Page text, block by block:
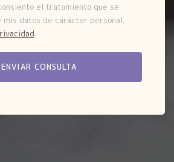
el tratamiento que se
mis datos de carácter personal.
.